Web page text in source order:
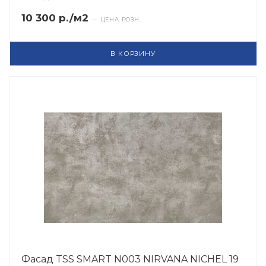
10 300 р./м2 — ЦЕНА РОЗН.
В КОРЗИНУ
Фасад TSS SMART N003 NIRVANA NICHEL 19